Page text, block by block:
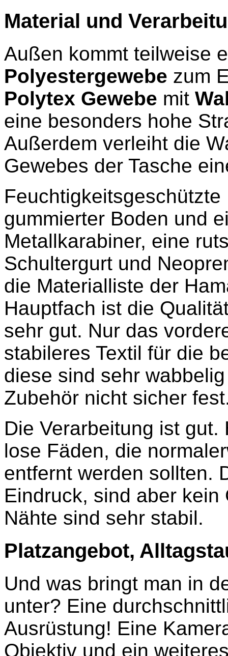
Material und
Außen kommt teilweise
Polyestergewebe zum
Polytex Gewebe mit
eine besonders hohe
Außerdem verleiht die
Gewebes der Tasche
gummierter Boden und
Metallkarabiner, eine
Schultergurt und
die Materialliste der
Hauptfach ist die
sehr gut. Nur das
stabileres Textil für die
diese sind sehr
Zubehör nicht sicher
Die Verarbeitung ist
lose Fäden, die
entfernt werden sollten.
Eindruck, sind aber
Nähte sind sehr stabil.
Platzangebot,
Und was bringt man in
unter? Eine
Ausrüstung! Eine
Objektiv und ein